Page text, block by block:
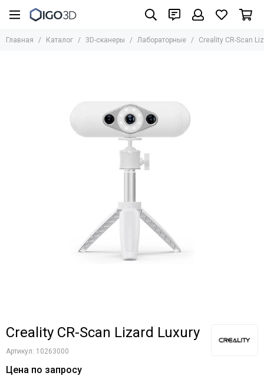
3D-сканеры
Главная Каталог 3D-сканеры Лабораторные Creality CR-Scan
Creality CR-Scan Lizard Luxury
Артикул: 10263000
Цена по запросу